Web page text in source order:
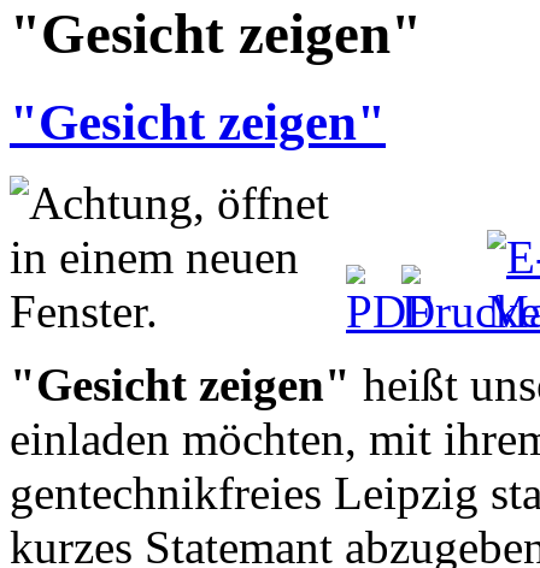
"Gesicht zeigen"
"Gesicht zeigen"
"Gesicht zeigen" heißt
einladen möchten, mit
gentechnikfreies Leipzig
kurzes Statemant